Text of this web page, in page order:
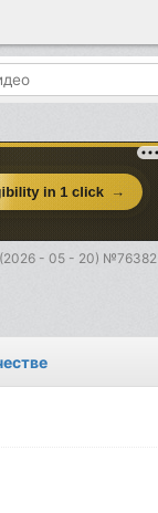
- 05 - 20) №76382